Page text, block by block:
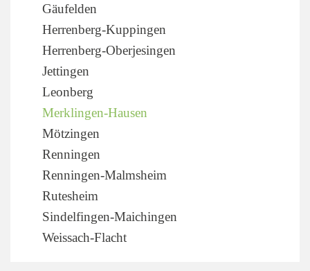
Gäufelden
Herrenberg-Kuppingen
Herrenberg-Oberjesingen
Jettingen
Leonberg
Merklingen-Hausen
Mötzingen
Renningen
Renningen-Malmsheim
Rutesheim
Sindelfingen-Maichingen
Weissach-Flacht